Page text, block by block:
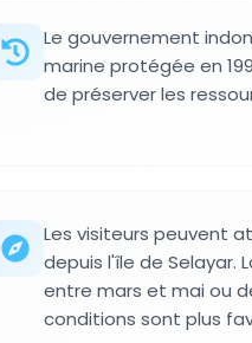
Le gouvernement
marine protégée en
de préserver les
Les visiteurs peuvent
depuis l'île de Selayar.
entre mars et mai ou
conditions sont plus